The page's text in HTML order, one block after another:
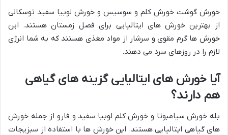
خورش گوشت خورش کلم و سوسیس و خورش لوبیا سفید توسکانی
از بهترین خورش های ایتالیایی برای فصل زمستان هستند. این
خورش ها گرم مقوی و سرشار از مواد مغذی هستند که به شما انرژی
لازم را در روزهای سرد می دهند.
آیا خورش های ایتالیایی گزینه های گیاهی
هم دارند؟
بله خورش سیامبوتا و خورش کلم لوبیا سفید و فارو از جمله خورش
های گیاهی ایتالیایی هستند. این خورش ها با استفاده از سبزیجات